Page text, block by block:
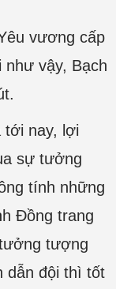
vương cấp
như vậy, Bạch
tới nay, lợi
sự tưởng
tính những
Đồng trang
tượng
dẫn đội thì tốt